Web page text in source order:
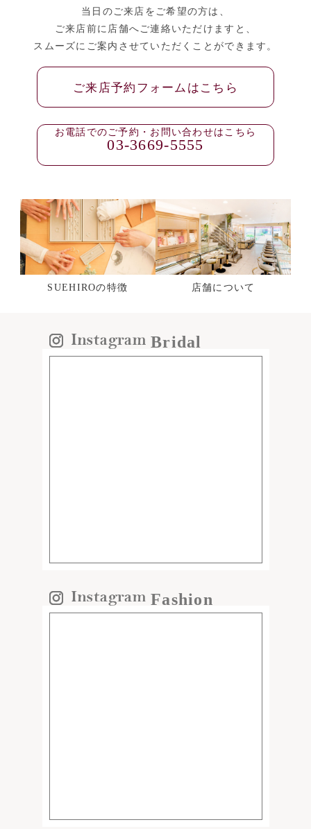
当日のご来店をご希望の方は、
ご来店前に店舗へご連絡いただけますと、
スムーズにご案内させていただくことができます。
ご来店予約フォームはこちら
お電話でのご予約・お問い合わせはこちら
03-3669-5555
SUEHIROの特徴 店舗について
Bridal
Fashion